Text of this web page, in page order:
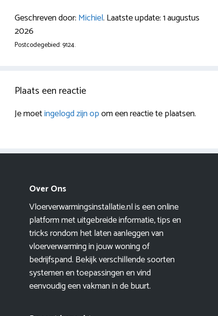
Geschreven door: Michiel. Laatste update: 1 augustus
2026
Postcodegebied: 9124.
Plaats een reactie
Je moetingelogd zijn opom een reactie te plaatsen.
Over Ons
Vloerverwarmingsinstallatie.nl is een online
platform met uitgebreide informatie, tips en
tricks rondom het laten aanleggen van
vloerverwarming in jouw woning of
bedrijfspand. Bekijk verschillende soorten
systemen en toepassingen en vind
eenvoudig een vakman in de buurt.